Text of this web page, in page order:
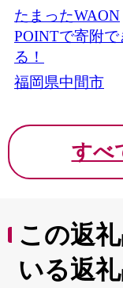
たまったWAON
POINTで寄附で
る！
福岡県中間市
すべ
この返
いる返